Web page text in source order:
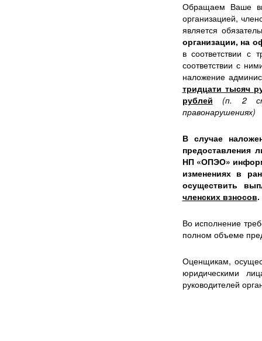
Обращаем Ваше
организацией,
является
организации, на
в соответствии с
соответствии с
наложение
тридцати тысяч
рублей
(п. 2
правонарушениях)
В случае
предоставления
НП «ОПЭО»
изменениях в
осуществить
членских взносов.
Во исполнение
полном объеме
Оценщикам,
юридическими
руководителей